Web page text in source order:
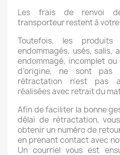
Les frais de renvoi
transporteur restent à
Toutefois, les produits
endommagés, usés, salis,
endommagé, incomplet
d’origine, ne sont
rétractation n'est pas
réalisées avec retrait du
Afin de faciliter la bonne
délai de rétractation,
obtenir un numéro de
en prenant contact avec
Un courriel vous est